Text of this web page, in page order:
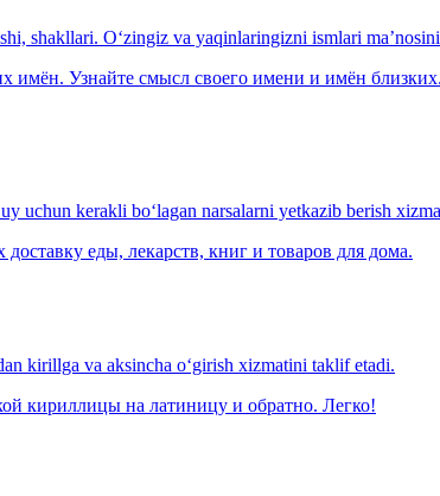
shakllari. O‘zingiz va yaqinlaringizni ismlari
Узнайте смысл своего имени и имён близких.
uchun kerakli bo‘lagan narsalarni yetkazib berish
еды, лекарств, книг и товаров для дома.
kirillga va aksincha o‘girish xizmatini taklif etadi.
кириллицы на латиницу и обратно. Легко!